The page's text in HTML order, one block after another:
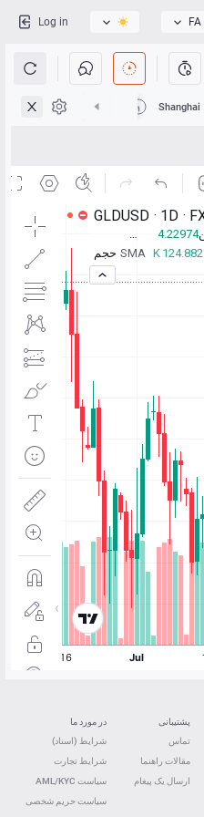
FA
Log in
Shanghai
17:28
Hong Kong
پشتیبانی
تماس
مقالات راهنما
ارسال یک پیغام
در مورد ما
شرایط (اسناد)
شرایط تجارت
سیاست AML/KYC
سیاست حریم شخصی